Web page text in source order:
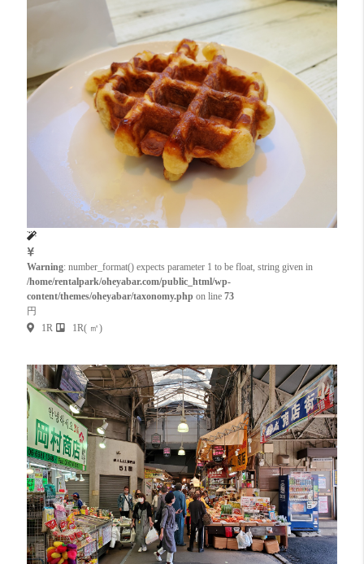
Warning: number_format() expects parameter 1 to be float, string given in
/home/rentalpark/oheyabar.com/public_html/wp-
content/themes/oheyabar/taxonomy.php on line 73
円
1R
1R( ㎡)